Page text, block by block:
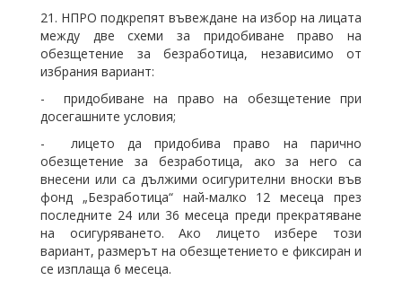
21. НПРО подкрепят въвеждане на избор на лицата
между две схеми за придобиване право на
обезщетение за безработица, независимо от
избрания вариант:
- придобиване на право на обезщетение при
досегашните условия;
- лицето да придобива право на парично
обезщетение за безработица, ако за него са
внесени или са дължими осигурителни вноски във
фонд „Безработица“ най-малко 12 месеца през
последните 24 или 36 месеца преди прекратяване
на осигуряването. Ако лицето избере този
вариант, размерът на обезщетението е фиксиран и
се изплаща 6 месеца.